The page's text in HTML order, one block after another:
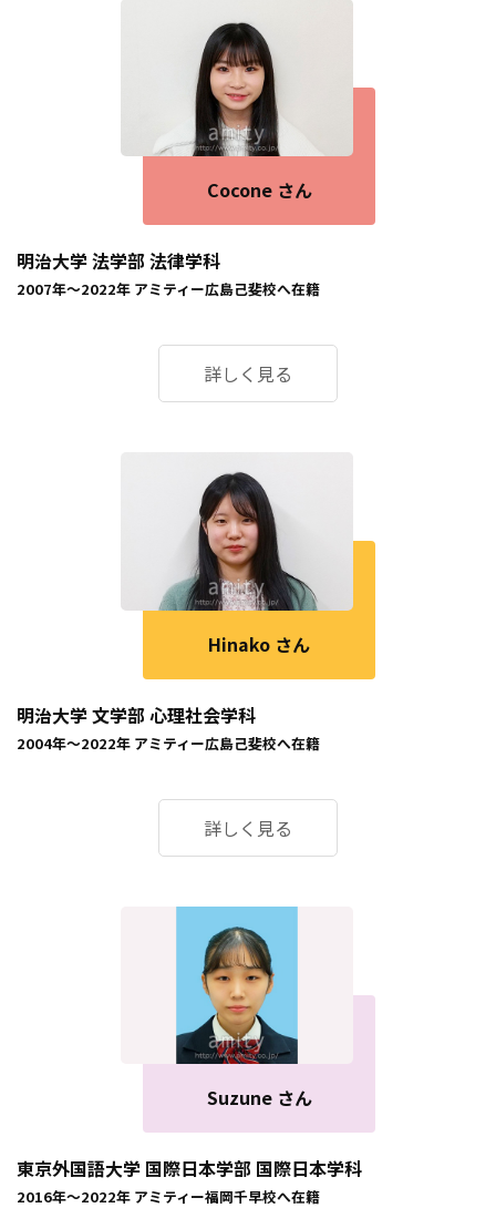
Cocone さん
明治大学 法学部 法律学科
2007年～2022年 アミティー広島己斐校へ在籍
詳しく見る
Hinako さん
明治大学 文学部 心理社会学科
2004年～2022年 アミティー広島己斐校へ在籍
詳しく見る
Suzune さん
東京外国語大学 国際日本学部 国際日本学科
2016年～2022年 アミティー福岡千早校へ在籍